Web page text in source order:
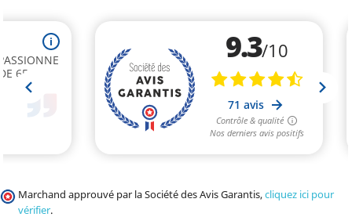
Marchand approuvé par la Société des Avis Garantis,cliquez ici pour
vérifier.